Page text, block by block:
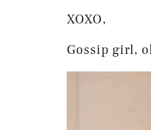
XOXO,
Gossip girl,